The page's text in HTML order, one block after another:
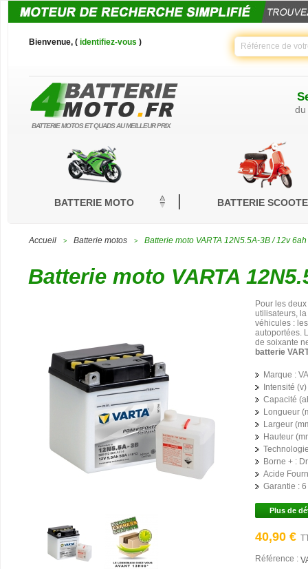
BATTERIE MOTOS ET QUADS AU MEILLEUR PRIX
Bienvenue, ( identifiez-vous )
BATTERIE MOTO BATTERIE
Accueil > Batterie motos > Batterie moto VARTA 12N5.5A-3B / 12v 6ah
Batterie moto VARTA
Pour les
utilisateurs,
véhicules :
autoportées.
de soixante
batterie
Marque :
Intensité (v)
Capacité
Longueur
Largeur
Hauteur
Borne + :
Acide
Garantie : 6
Plus de
40,90 €
Référence :